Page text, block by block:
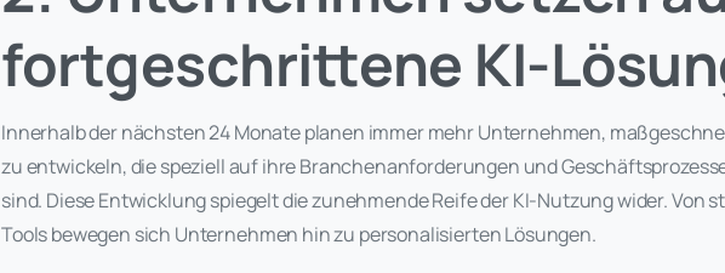
fortgeschrittene KI-
Innerhalb der nächsten 24 Monate planen immer mehr Unternehmen,
zu entwickeln, die speziell auf ihre Branchenanforderungen und
sind. Diese Entwicklung spiegelt die zunehmende Reife der KI-Nutzung wider. Von
Tools bewegen sich Unternehmen hin zu personalisierten Lösungen.